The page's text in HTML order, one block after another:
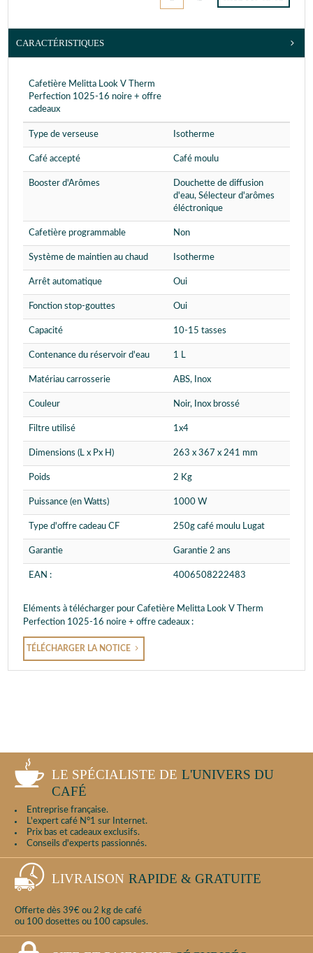
CARACTÉRISTIQUES
Cafetière Melitta Look V Therm
Perfection 1025-16 noire + offre
cadeaux
Type de verseuse Isotherme
Café accepté Café moulu
Booster d'Arômes
Douchette de diffusion
d'eau, Sélecteur d'arômes
éléctronique
Cafetière programmable Non
Système de maintien au chaud Isotherme
Arrêt automatique Oui
Fonction stop-gouttes Oui
Capacité 10-15 tasses
Contenance du réservoir d'eau 1 L
Matériau carrosserie ABS, Inox
Couleur Noir, Inox brossé
Filtre utilisé 1x4
Dimensions (L x Px H) 263 x 367 x 241 mm
Poids 2 Kg
Puissance (en Watts) 1000 W
Type d'offre cadeau CF 250g café moulu Lugat
Garantie Garantie 2 ans
EAN : 4006508222483
Eléments à télécharger pour Cafetière Melitta Look V Therm
Perfection 1025-16 noire + offre cadeaux :
TÉLÉCHARGER LA NOTICE
LE SPÉCIALISTE DE L'UNIVERS DU
CAFÉ
Entreprise française.
L'expert café N°1 sur Internet.
Prix bas et cadeaux exclusifs.
Conseils d'experts passionnés.
LIVRAISON RAPIDE & GRATUITE
Offerte dès 39€ ou 2 kg de café
ou 100 dosettes ou 100 capsules.